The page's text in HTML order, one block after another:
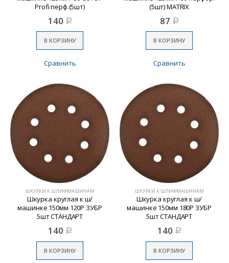
Profi перф.(5шт)
140 Р
В КОРЗИНУ
Сравнить
(5шт) MATRIX
87 Р
В КОРЗИНУ
Сравнить
ШКУРКИ К ШЛИФМАШИНАМ
Шкурка круглая к ш/
машинке 150мм 120Р ЗУБР
5шт СТАНДАРТ
140 Р
В КОРЗИНУ
ШКУРКИ К ШЛИФМАШИНАМ
Шкурка круглая к ш/
машинке 150мм 180Р ЗУБР
5шт СТАНДАРТ
140 Р
В КОРЗИНУ